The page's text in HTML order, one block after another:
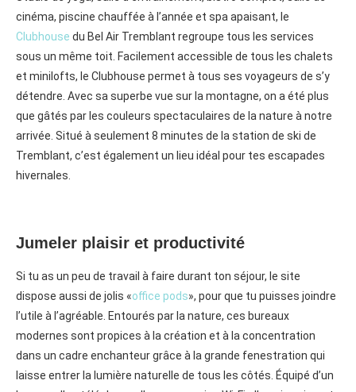
cinéma, piscine chauffée à l’année et spa apaisant, le
Clubhouse du Bel Air Tremblant regroupe tous les services
sous un même toit. Facilement accessible de tous les chalets
et minilofts, le Clubhouse permet à tous ses voyageurs de s’y
détendre. Avec sa superbe vue sur la montagne, on a été plus
que gâtés par les couleurs spectaculaires de la nature à notre
arrivée. Situé à seulement 8 minutes de la station de ski de
Tremblant, c’est également un lieu idéal pour tes escapades
hivernales.
Jumeler plaisir et productivité
Si tu as un peu de travail à faire durant ton séjour, le site
dispose aussi de jolis «office pods», pour que tu puisses joindre
l’utile à l’agréable. Entourés par la nature, ces bureaux
modernes sont propices à la création et à la concentration
dans un cadre enchanteur grâce à la grande fenestration qui
laisse entrer la lumière naturelle de tous les côtés. Équipé d’un